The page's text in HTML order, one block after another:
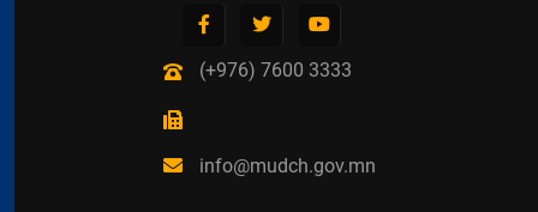
(+976) 7600 3333
info@mudch.gov.mn